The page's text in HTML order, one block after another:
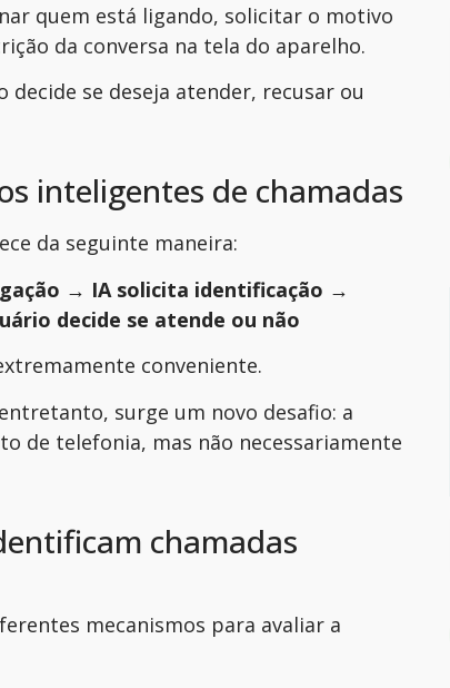
quem está ligando, solicitar o motivo
da conversa na tela do aparelho.
se deseja atender, recusar ou
inteligentes de chamadas
da seguinte maneira:
→ IA solicita identificação →
decide se atende ou não
conveniente.
surge um novo desafio: a
de telefonia, mas não necessariamente
chamadas
mecanismos para avaliar a